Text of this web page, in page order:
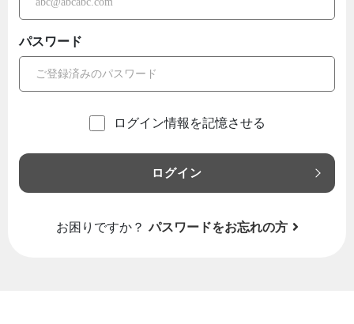
パスワード
ログイン情報を記憶させる
ログイン
お困りですか？ パスワードをお忘れの方